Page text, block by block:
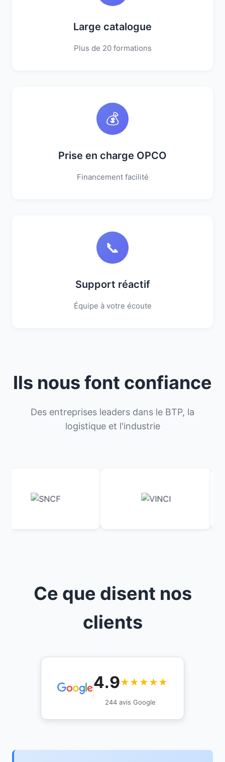
Large catalogue
Plus de 20 formations
💰
Prise en charge OPCO
Financement facilité
📞
Support réactif
Équipe à votre écoute
Ils nous font confiance
Des entreprises leaders dans le BTP, la
logistique et l'industrie
Ce que disent nos
clients
4.9★★★★★
244 avis Google